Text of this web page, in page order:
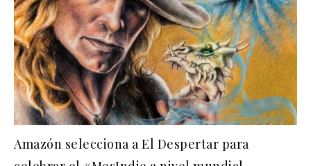
Amazón selecciona a El Despertar para